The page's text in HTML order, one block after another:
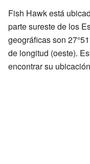
Fish Hawk está
parte sureste de los
geográficas son
de longitud (oeste).
encontrar su